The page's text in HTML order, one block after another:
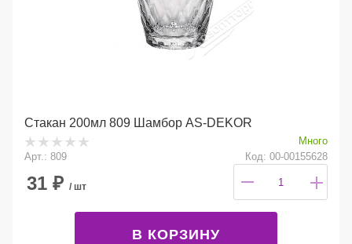
Стакан 200мл 809 Шамбор AS-DEKOR
Много
Арт.: 809
Код: 00-00155628
31 ₽ / шт
В КОРЗИНУ